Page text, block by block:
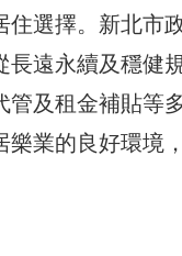
住選擇。新北市
長遠永續及穩健
管及租金補貼等
樂業的良好環境